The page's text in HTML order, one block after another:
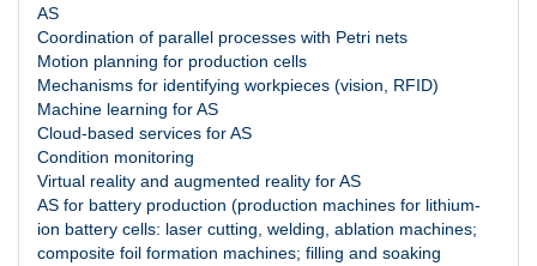
AS
Coordination of parallel processes with Petri nets
Motion planning for production cells
Mechanisms for identifying workpieces (vision, RFID)
Machine learning for AS
Cloud-based services for AS
Condition monitoring
Virtual reality and augmented reality for AS
AS for battery production (production machines for lithium-
ion battery cells: laser cutting, welding, ablation machines;
composite foil formation machines; filling and soaking